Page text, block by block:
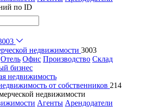
по ID
недвижимости 3003
Отель Офис Производство Склад
бизнес
недвижимость
от собственников 214
недвижимости
Агенты Арендодатели